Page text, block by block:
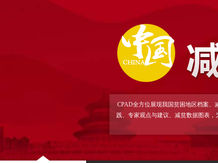
CPAD全方位展现我国贫困地区档案
践、专家观点与建议、减贫数据图表